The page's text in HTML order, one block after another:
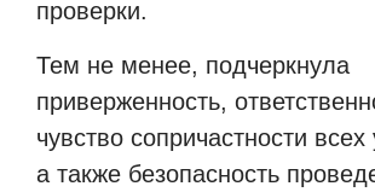
проверки.
Тем не менее, подчеркнула
приверженность,
чувство сопричастности всех
а также безопасность